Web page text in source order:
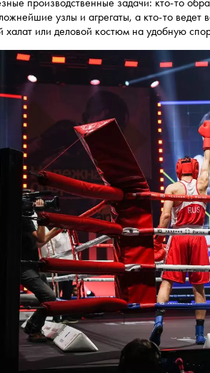
узлы и агрегаты, а кто-то
халат или деловой костюм на удобную
промышленных предприятий надевать